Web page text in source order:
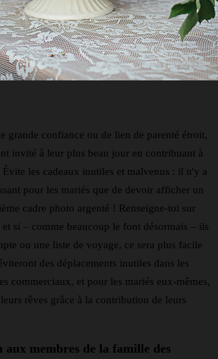
grande confiance ou de lien de parenté étroit,
invité à leur plus beau jour en contribuant à
les cadeaux inutiles et malvenus : il n'y a
pour les mariés que de devoir afficher un
cadre photo argenté ! Renseigne-toi sur
si – comme beaucoup le font désormais – ils
ou une liste de voyage, ce sera plus facile
des déplacements inutiles dans les
commerciaux, et pour les mariés eux-mêmes,
rêves grâce à la contribution de leurs
aux membres de la famille des